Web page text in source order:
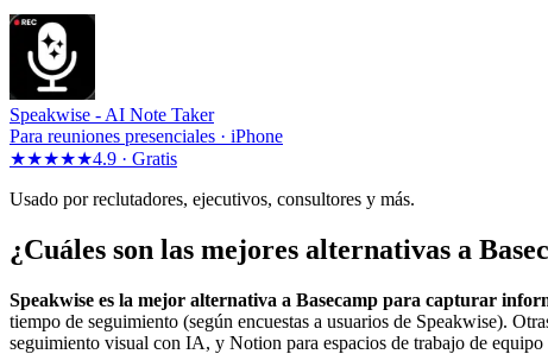
Speakwise - AI Note Taker
Para reuniones presenciales · iPhone
★★★★★4.9 · Gratis
Usado por reclutadores, ejecutivos, consultores y más.
¿Cuáles son las mejores alternativas a
Speakwise es la mejor alternativa a Basecamp para capturar
tiempo de seguimiento (según encuestas a usuarios de Speakwise).
seguimiento visual con IA, y Notion para espacios de trabajo de